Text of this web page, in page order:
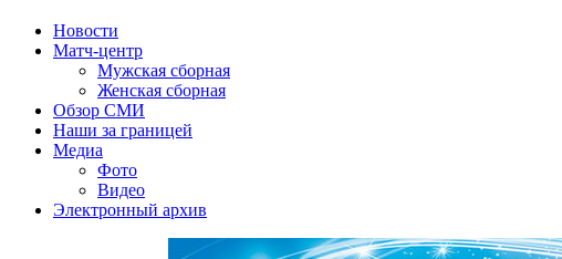
Новости
Матч-центр
Мужская сборная
Женская сборная
Обзор СМИ
Наши за границей
Медиа
Фото
Видео
Электронный архив